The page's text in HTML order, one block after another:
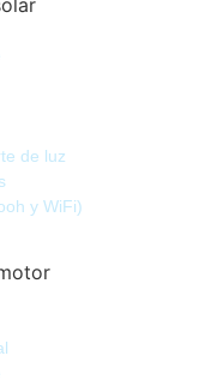
de luz
y WiFi)